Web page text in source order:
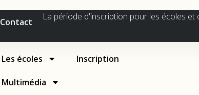
Contact La période d'inscription pour les écoles et
Les écoles Inscription
Multimédia